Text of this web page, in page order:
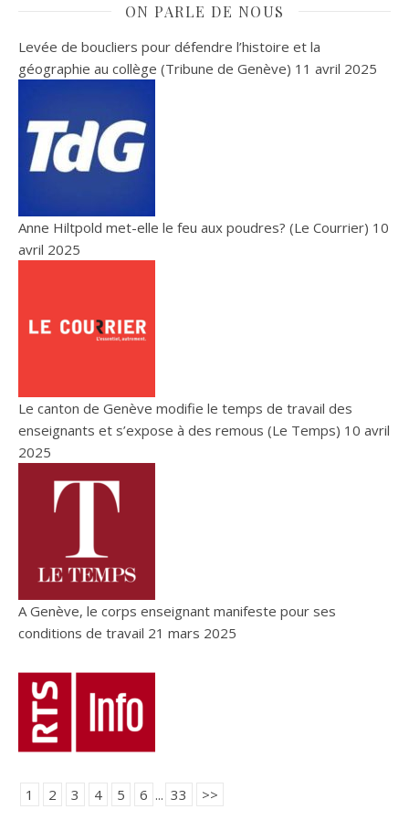
ON PARLE DE NOUS
Levée de boucliers pour défendre l’histoire et la
géographie au collège (Tribune de Genève) 11 avril 2025
Anne Hiltpold met-elle le feu aux poudres? (Le Courrier) 10
avril 2025
Le canton de Genève modifie le temps de travail des
enseignants et s’expose à des remous (Le Temps) 10 avril
2025
A Genève, le corps enseignant manifeste pour ses
conditions de travail 21 mars 2025
1 2 3 4 5 6 ... 33 >>